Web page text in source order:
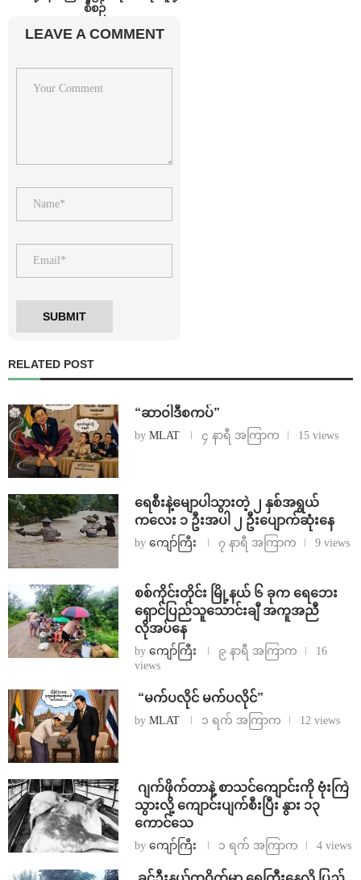
စီစဉ်
LEAVE A COMMENT
RELATED POST
“ဆာဝါဒီစကပ်”
by MLAT ၄ နာရီ အကြာက 15 views
ရေစီးနဲ့မျောပါသွားတဲ့ ၂ နှစ်အရွယ်
ကလေး ၁ ဦးအပါ ၂ ဦးပျောက်ဆုံးနေ
by ကျော်ကြီး ၇ နာရီ အကြာက 9 views
စစ်ကိုင်းတိုင်း မြို့နယ် ၆ ခုက ရေဘေး
ရှောင်ပြည်သူသောင်းချီ အကူအညီ
လိုအပ်နေ
by ကျော်ကြီး ၉ နာရီ အကြာက
16
views
⁨ ⁨“မက်ပလိုင် မက်ပလိုင်”
by MLAT ၁ ရက် အကြာက 12 views
⁨⁩ ⁨ဂျက်ဖိုက်တာနဲ့ စာသင်ကျောင်းကို ဗုံးကြဲ
သွားလို့ ကျောင်းပျက်စီးပြီး နွား ၁၃
ကောင်သေ
by ကျော်ကြီး ၁ ရက် အကြာက 4 views